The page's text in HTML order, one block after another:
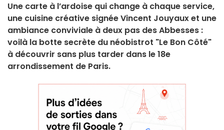
Une carte à l’ardoise qui change à chaque service,
une cuisine créative signée Vincent Jouyaux et une
ambiance conviviale à deux pas des Abbesses :
voilà la botte secrète du néobistrot "Le Bon Côté"
à découvrir sans plus tarder dans le 18e
arrondissement de Paris.